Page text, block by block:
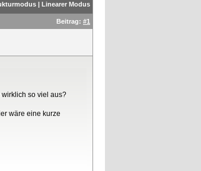
| Linearer Modus
Beitrag: #1
so viel aus?
wäre eine kurze